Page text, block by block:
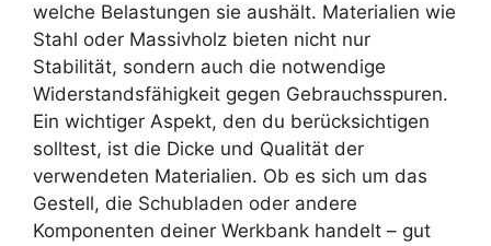
welche Belastungen sie aushält. Materialien wie
Stahl oder Massivholz bieten nicht nur
Stabilität, sondern auch die notwendige
Widerstandsfähigkeit gegen Gebrauchsspuren.
Ein wichtiger Aspekt, den du berücksichtigen
solltest, ist die Dicke und Qualität der
verwendeten Materialien. Ob es sich um das
Gestell, die Schubladen oder andere
Komponenten deiner Werkbank handelt – gut